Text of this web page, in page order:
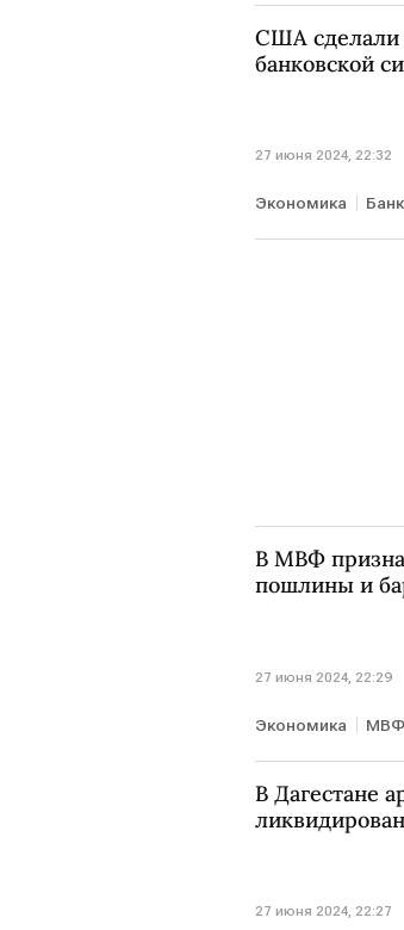
США сделали
банковской
27 июня 2024, 22:32
Экономика
В МВФ
пошлины и
27 июня 2024, 22:29
Экономика МВФ
В Дагестане
27 июня 2024, 22:27